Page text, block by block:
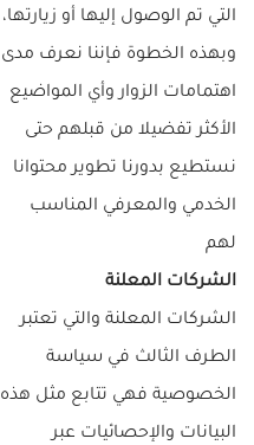
التي تم الوصول إليها أو زيارتها،
وبهذه الخطوة فإننا نعرف مدى
اهتمامات الزوار وأي المواضيع
الأكثر تفضيلا من قبلهم حتى
نستطيع بدورنا تطوير محتوانا
الخدمي والمعرفي المناسب
لهم
الشركات المعلنة
الشركات المعلنة والتي تعتبر
الطرف الثالث في سياسة
الخصوصية فهي تتابع مثل هذه
البيانات والإحصائيات عبر